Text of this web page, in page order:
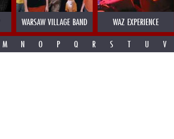
WARSAW VILLAGE BAND WAZ EXPERIENCE
M N O P Q R S T U V